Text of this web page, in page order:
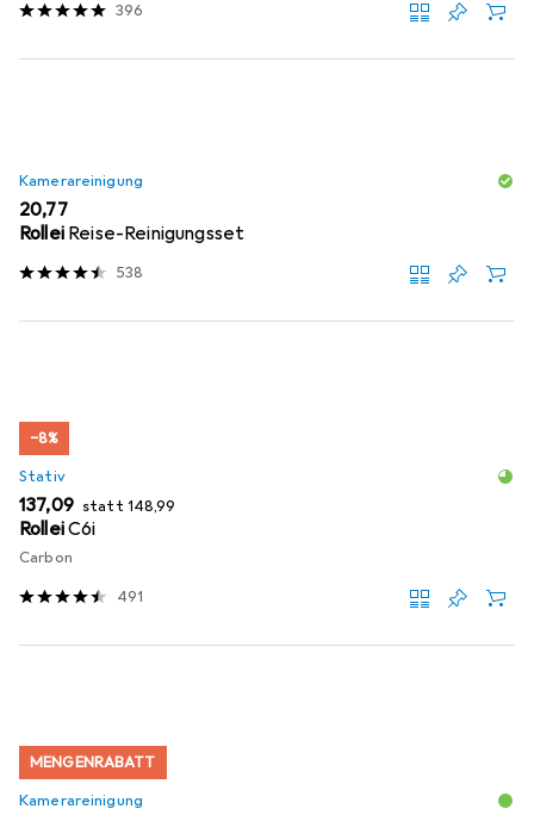
396
Kamerareinigung
EUR
20,77
Rollei Reise-Reinigungsset
538
−8%
Stativ
EUR
137,09 statt EUR
148,99
RolleiC6i
Carbon
491
MENGENRABATT
Kamerareinigung